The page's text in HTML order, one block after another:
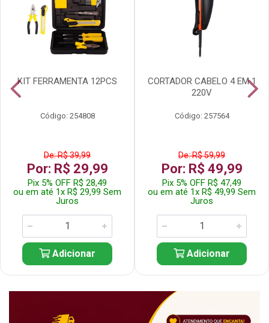
KIT FERRAMENTA 12PCS
Código: 254808
De: R$ 39,99
Por: R$ 29,99
Pix 5% OFF R$ 28,49
ou em até 1x R$ 29,99 Sem
Juros
Adicionar
CORTADOR CABELO 4 EM 1
220V
Código: 257564
De: R$ 59,99
Por: R$ 49,99
Pix 5% OFF R$ 47,49
ou em até 1x R$ 49,99 Sem
Juros
Adicionar